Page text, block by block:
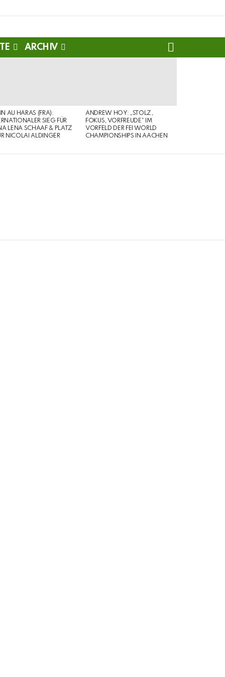
ARCHIV
AU HARAS (FRA):
SIEG FÜR
LENA SCHAAF & PLATZ
NICOLAI ALDINGER
ANDREW HOY: „STOLZ,
FOKUS, VORFREUDE“ IM
VORFELD DER FEI WORLD
CHAMPIONSHIPS IN AACHEN